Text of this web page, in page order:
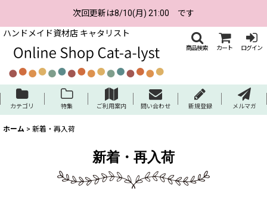
次回更新は8/10(月) 21:00 です
ハンドメイド資材店 キャタリスト
商品検索 カート ログイン
カテゴリ 特集 ご利用案内 問い合わせ 新規登録 メルマガ
ホーム > 新着・再入荷
新着・再入荷